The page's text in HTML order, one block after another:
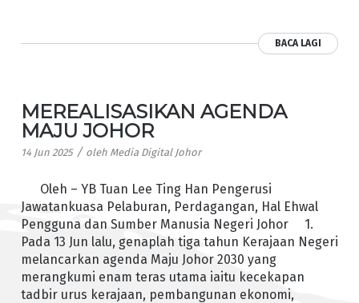
BACA LAGI
MEREALISASIKAN AGENDA
MAJU JOHOR
14 Jun 2025 / oleh Media Digital Johor
Oleh – YB Tuan Lee Ting Han Pengerusi
Jawatankuasa Pelaburan, Perdagangan, Hal Ehwal
Pengguna dan Sumber Manusia Negeri Johor 1.
Pada 13 Jun lalu, genaplah tiga tahun Kerajaan Negeri
melancarkan agenda Maju Johor 2030 yang
merangkumi enam teras utama iaitu kecekapan
tadbir urus kerajaan, pembangunan ekonomi,